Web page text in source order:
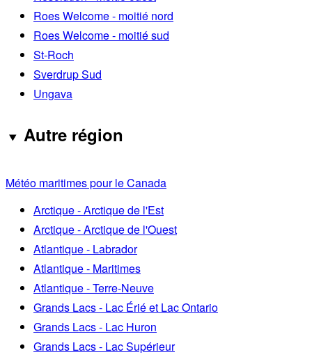
Roes Welcome - moitié nord
Roes Welcome - moitié sud
St-Roch
Sverdrup Sud
Ungava
Autre région
Météo maritimes pour le Canada
Arctique - Arctique de l'Est
Arctique - Arctique de l'Ouest
Atlantique - Labrador
Atlantique - Maritimes
Atlantique - Terre-Neuve
Grands Lacs - Lac Érié et Lac Ontario
Grands Lacs - Lac Huron
Grands Lacs - Lac Supérieur